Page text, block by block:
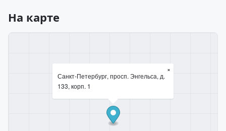
На карте
Санкт-Петербург, просп. Энгельса, д.
133, корп. 1
×